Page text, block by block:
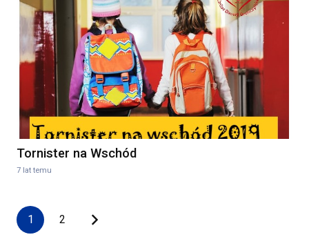
Tornister na Wschód
7 lat temu
1 2